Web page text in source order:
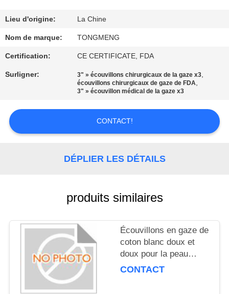
CONTRÔLE
DE
QUALITÉ
CONTACTEZ-
DEMANDEZ
DU
PRIVACY
POLICY
Lieu d'origine: La Chine
Nom de marque: TONGMENG
Certification: CE CERTIFICATE, FDA
Surligner: 3" » écouvillons chirurgicaux de la gaze x3,
écouvillons chirurgicaux de gaze de FDA,
3" » écouvillon médical de la gaze x3
CONTACT!
DÉPLIER LES DÉTAILS
produits similaires
Écouvillons en gaze de
coton blanc doux et
doux pour la peau
sensible
CONTACT